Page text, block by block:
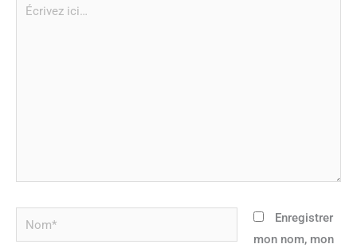
Nom*
Enregistrer
mon nom, mon